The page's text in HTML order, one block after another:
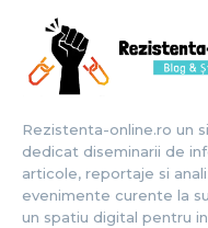
Rezistenta-online.ro un
dedicat diseminarii de
articole, reportaje si
evenimente curente la
un spatiu digital pentru